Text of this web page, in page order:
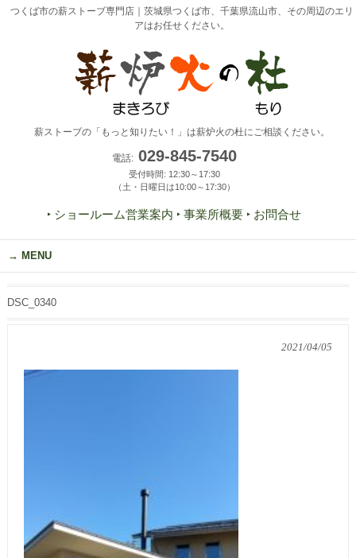
つくば市の薪ストーブ専門店｜茨城県つくば市、千葉県流山市、その周辺のエリ
アはお任せください。
薪ストーブの「もっと知りたい！」は薪炉火の杜にご相談ください。
電話:029-845-7540
受付時間: 12:30～17:30
（土・日曜日は10:00～17:30）
‣ ショールーム営業案内 ‣ 事業所概要 ‣ お問合せ
MENU
DSC_0340
2021/04/05